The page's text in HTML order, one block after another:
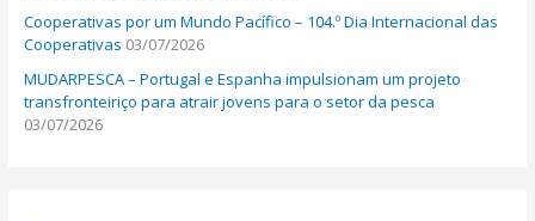
Cooperativas por um Mundo Pacífico – 104.º Dia Internacional das
Cooperativas 03/07/2026
MUDARPESCA – Portugal e Espanha impulsionam um projeto
transfronteiriço para atrair jovens para o setor da pesca
03/07/2026